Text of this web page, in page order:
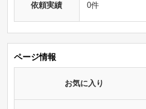
依頼実績 0件
ページ情報
お気に入り